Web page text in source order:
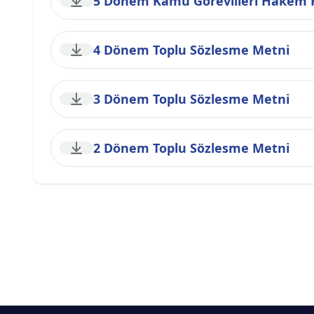
4 Dönem Toplu Sözlesme Metni
3 Dönem Toplu Sözlesme Metni
2 Dönem Toplu Sözlesme Metni